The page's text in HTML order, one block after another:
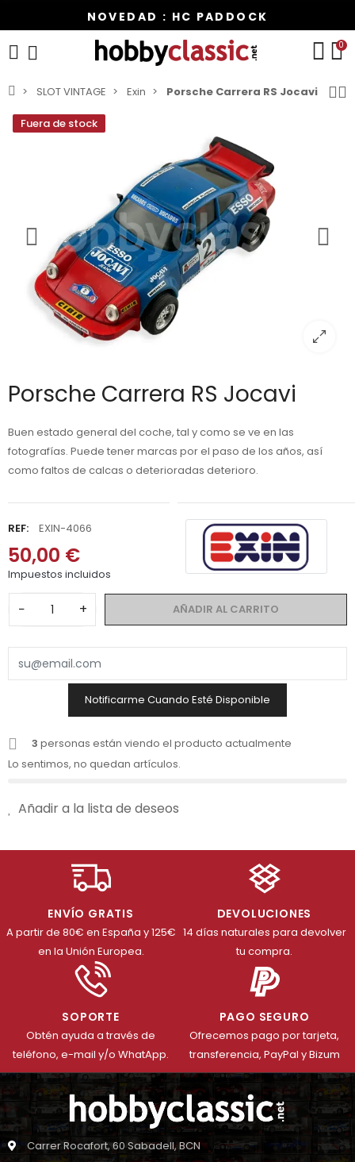
NOVEDAD : HC PADDOCK
0
SLOT VINTAGE Exin Porsche Carrera RS Jocavi
Fuera de stock
Porsche Carrera RS Jocavi
Buen estado general del coche, tal y como se ve en las
fotografías. Puede tener marcas por el paso de los años, así
como faltos de calcas o deterioradas deterioro.
REF: EXIN-4066
50,00 €
Impuestos incluidos
− + AÑADIR AL CARRITO
Notificarme Cuando Esté Disponible
3 personas están viendo el producto actualmente
Lo sentimos, no quedan artículos.
Añadir a la lista de deseos
ENVÍO GRATIS
A partir de 80€ en España y 125€
en la Unión Europea.
DEVOLUCIONES
14 días naturales para devolver
tu compra.
SOPORTE
Obtén ayuda a través de
teléfono, e-mail y/o WhatApp.
PAGO SEGURO
Ofrecemos pago por tarjeta,
transferencia, PayPal y Bizum
Carrer Rocafort, 60 Sabadell, BCN